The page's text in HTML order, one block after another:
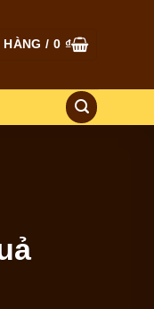
HÀNG /0 ₫